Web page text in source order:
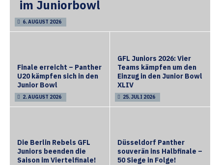
im Juniorbowl
6. AUGUST 2026
Finale erreicht – Panther
U20 kämpfen sich in den
Junior Bowl
2. AUGUST 2026
GFL Juniors 2026: Vier
Teams kämpfen um den
Einzug in den Junior Bowl
XLIV
25. JULI 2026
Die Berlin Rebels GFL
Juniors beenden die
Saison im Viertelfinale!
Düsseldorf Panther
souverän ins Halbfinale –
50 Siege in Folge!